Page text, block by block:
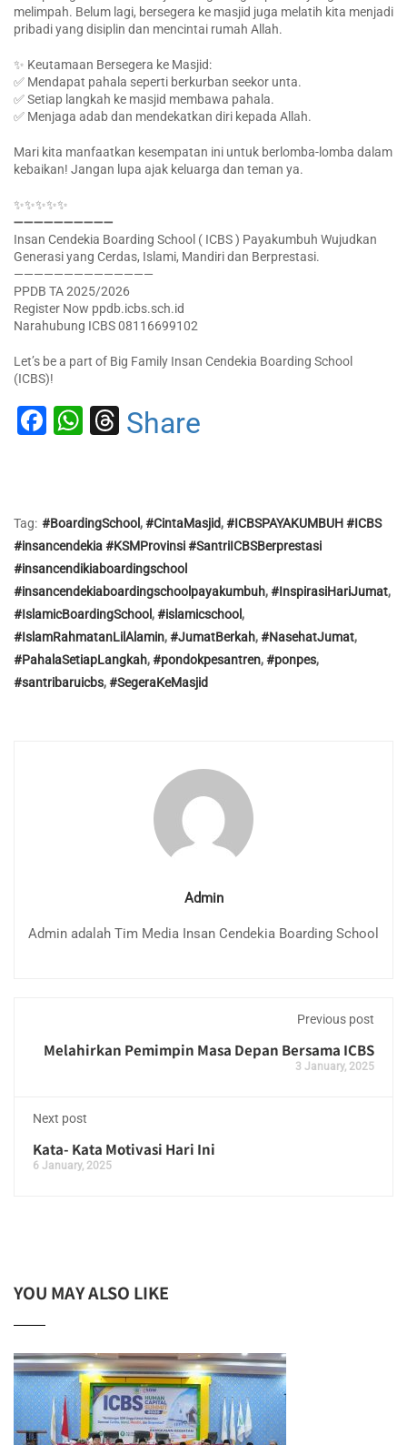
melimpah. Belum lagi, bersegera ke masjid juga melatih kita menjadi
pribadi yang disiplin dan mencintai rumah Allah. ️
✨ Keutamaan Bersegera ke Masjid:
✅ Mendapat pahala seperti berkurban seekor unta.
✅ Setiap langkah ke masjid membawa pahala.
✅ Menjaga adab dan mendekatkan diri kepada Allah.
Mari kita manfaatkan kesempatan ini untuk berlomba-lomba dalam
kebaikan! Jangan lupa ajak keluarga dan teman ya.
✨✨✨✨✨
➖➖➖➖➖➖➖➖➖➖
Insan Cendekia Boarding School ( ICBS ) Payakumbuh Wujudkan
Generasi yang Cerdas, Islami, Mandiri dan Berprestasi.
——————————————
PPDB TA 2025/2026
Register Now ppdb.icbs.sch.id
Narahubung ICBS 08116699102
Let’s be a part of Big Family Insan Cendekia Boarding School
(ICBS)!
Facebook
WhatsApp
Threads
Share
Tag: #BoardingSchool ,#CintaMasjid,#ICBSPAYAKUMBUH #ICBS
#insancendekia #KSMProvinsi #SantriICBSBerprestasi
#insancendikiaboardingschool
#insancendekiaboardingschoolpayakumbuh,#InspirasiHariJumat,
#IslamicBoardingSchool ,#islamicschool ,
#IslamRahmatanLilAlamin,#JumatBerkah,#NasehatJumat,
#PahalaSetiapLangkah,#pondokpesantren,#ponpes,
#santribaruicbs,#SegeraKeMasjid
Admin
Admin adalah Tim Media Insan Cendekia Boarding School
Previous post
Melahirkan Pemimpin Masa Depan Bersama ICBS
3 January, 2025
Next post
Kata- Kata Motivasi Hari Ini
6 January, 2025
YOU MAY ALSO LIKE